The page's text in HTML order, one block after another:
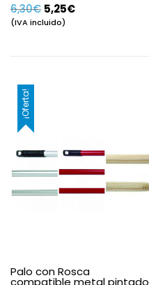
6,30€ El
precio
5,25€El
(IVA incluido)
¡Oferta!
Palo con Rosca